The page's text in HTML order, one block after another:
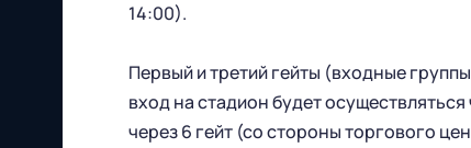
14:00).
Первый и третий гейты (входные
вход на стадион будет
через 6 гейт (со стороны торгового